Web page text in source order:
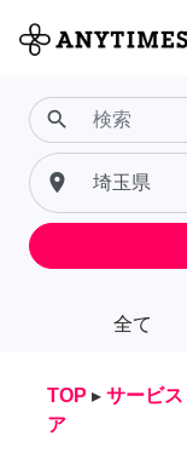
全て
search
place
TOP ▸ サービス
ア